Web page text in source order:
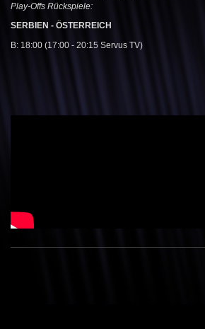
Play-Offs Rückspiele:
SERBIEN - ÖSTERREICH
B: 18:00 (17:00 - 20:15 Servus TV)